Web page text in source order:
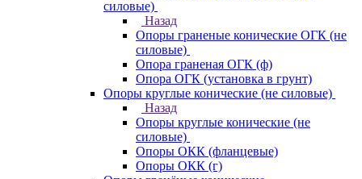
силовые)
Назад
Опоры граненые конические ОГК (не
силовые)
Опора граненая ОГК (ф)
Опора ОГК (установка в грунт)
Опоры круглые конические (не силовые)
Назад
Опоры круглые конические (не
силовые)
Опоры ОКК (фланцевые)
Опоры ОКК (г)